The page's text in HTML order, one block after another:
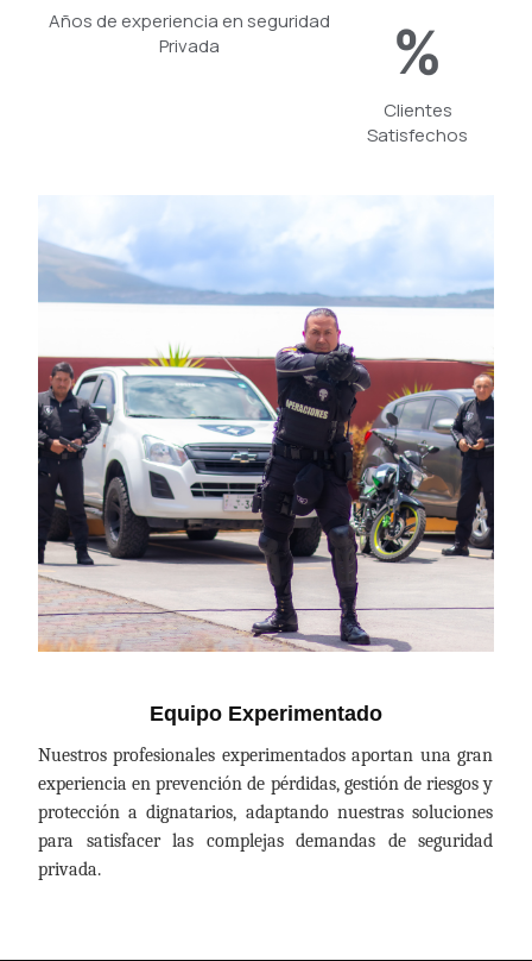
Años de experiencia en seguridad
Privada
%
Clientes
Satisfechos
Equipo Experimentado
Nuestros profesionales experimentados aportan una gran
experiencia en prevención de pérdidas, gestión de riesgos y
protección a dignatarios, adaptando nuestras soluciones
para satisfacer las complejas demandas de seguridad
privada.